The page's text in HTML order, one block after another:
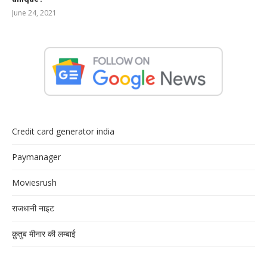
June 24, 2021
Credit card generator india
Paymanager
Moviesrush
राजधानी नाइट
क़ुतुब मीनार की लम्बाई